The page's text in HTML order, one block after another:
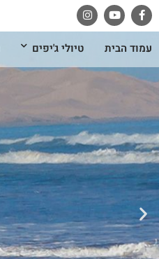
עמוד הבית טיולי ג'יפים